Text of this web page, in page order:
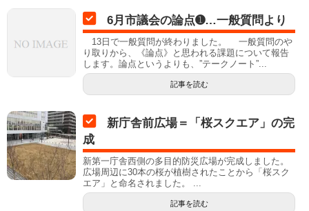
6月市議会の論点➊…一般質問より
13日で一般質問が終わりました。 一般質問のや
り取りから、《論点》と思われる課題について報告
します。論点というよりも、”テークノート”...
記事を読む
新庁舎前広場＝「桜スクエア」の完
成
新第一庁舎西側の多目的防災広場が完成しました。
広場周辺に30本の桜が植樹されたことから「桜スク
エア」と命名されました。 ...
記事を読む